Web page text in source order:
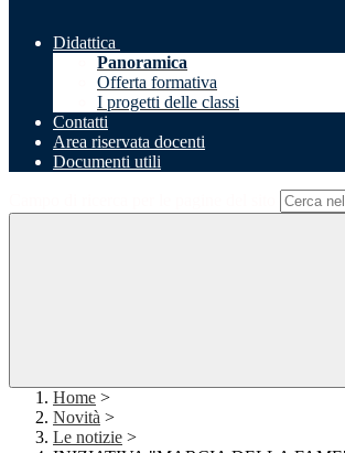
Didattica
Panoramica
Offerta formativa
I progetti delle classi
Contatti
Area riservata docenti
Documenti utili
Home >
Novità >
Le notizie >